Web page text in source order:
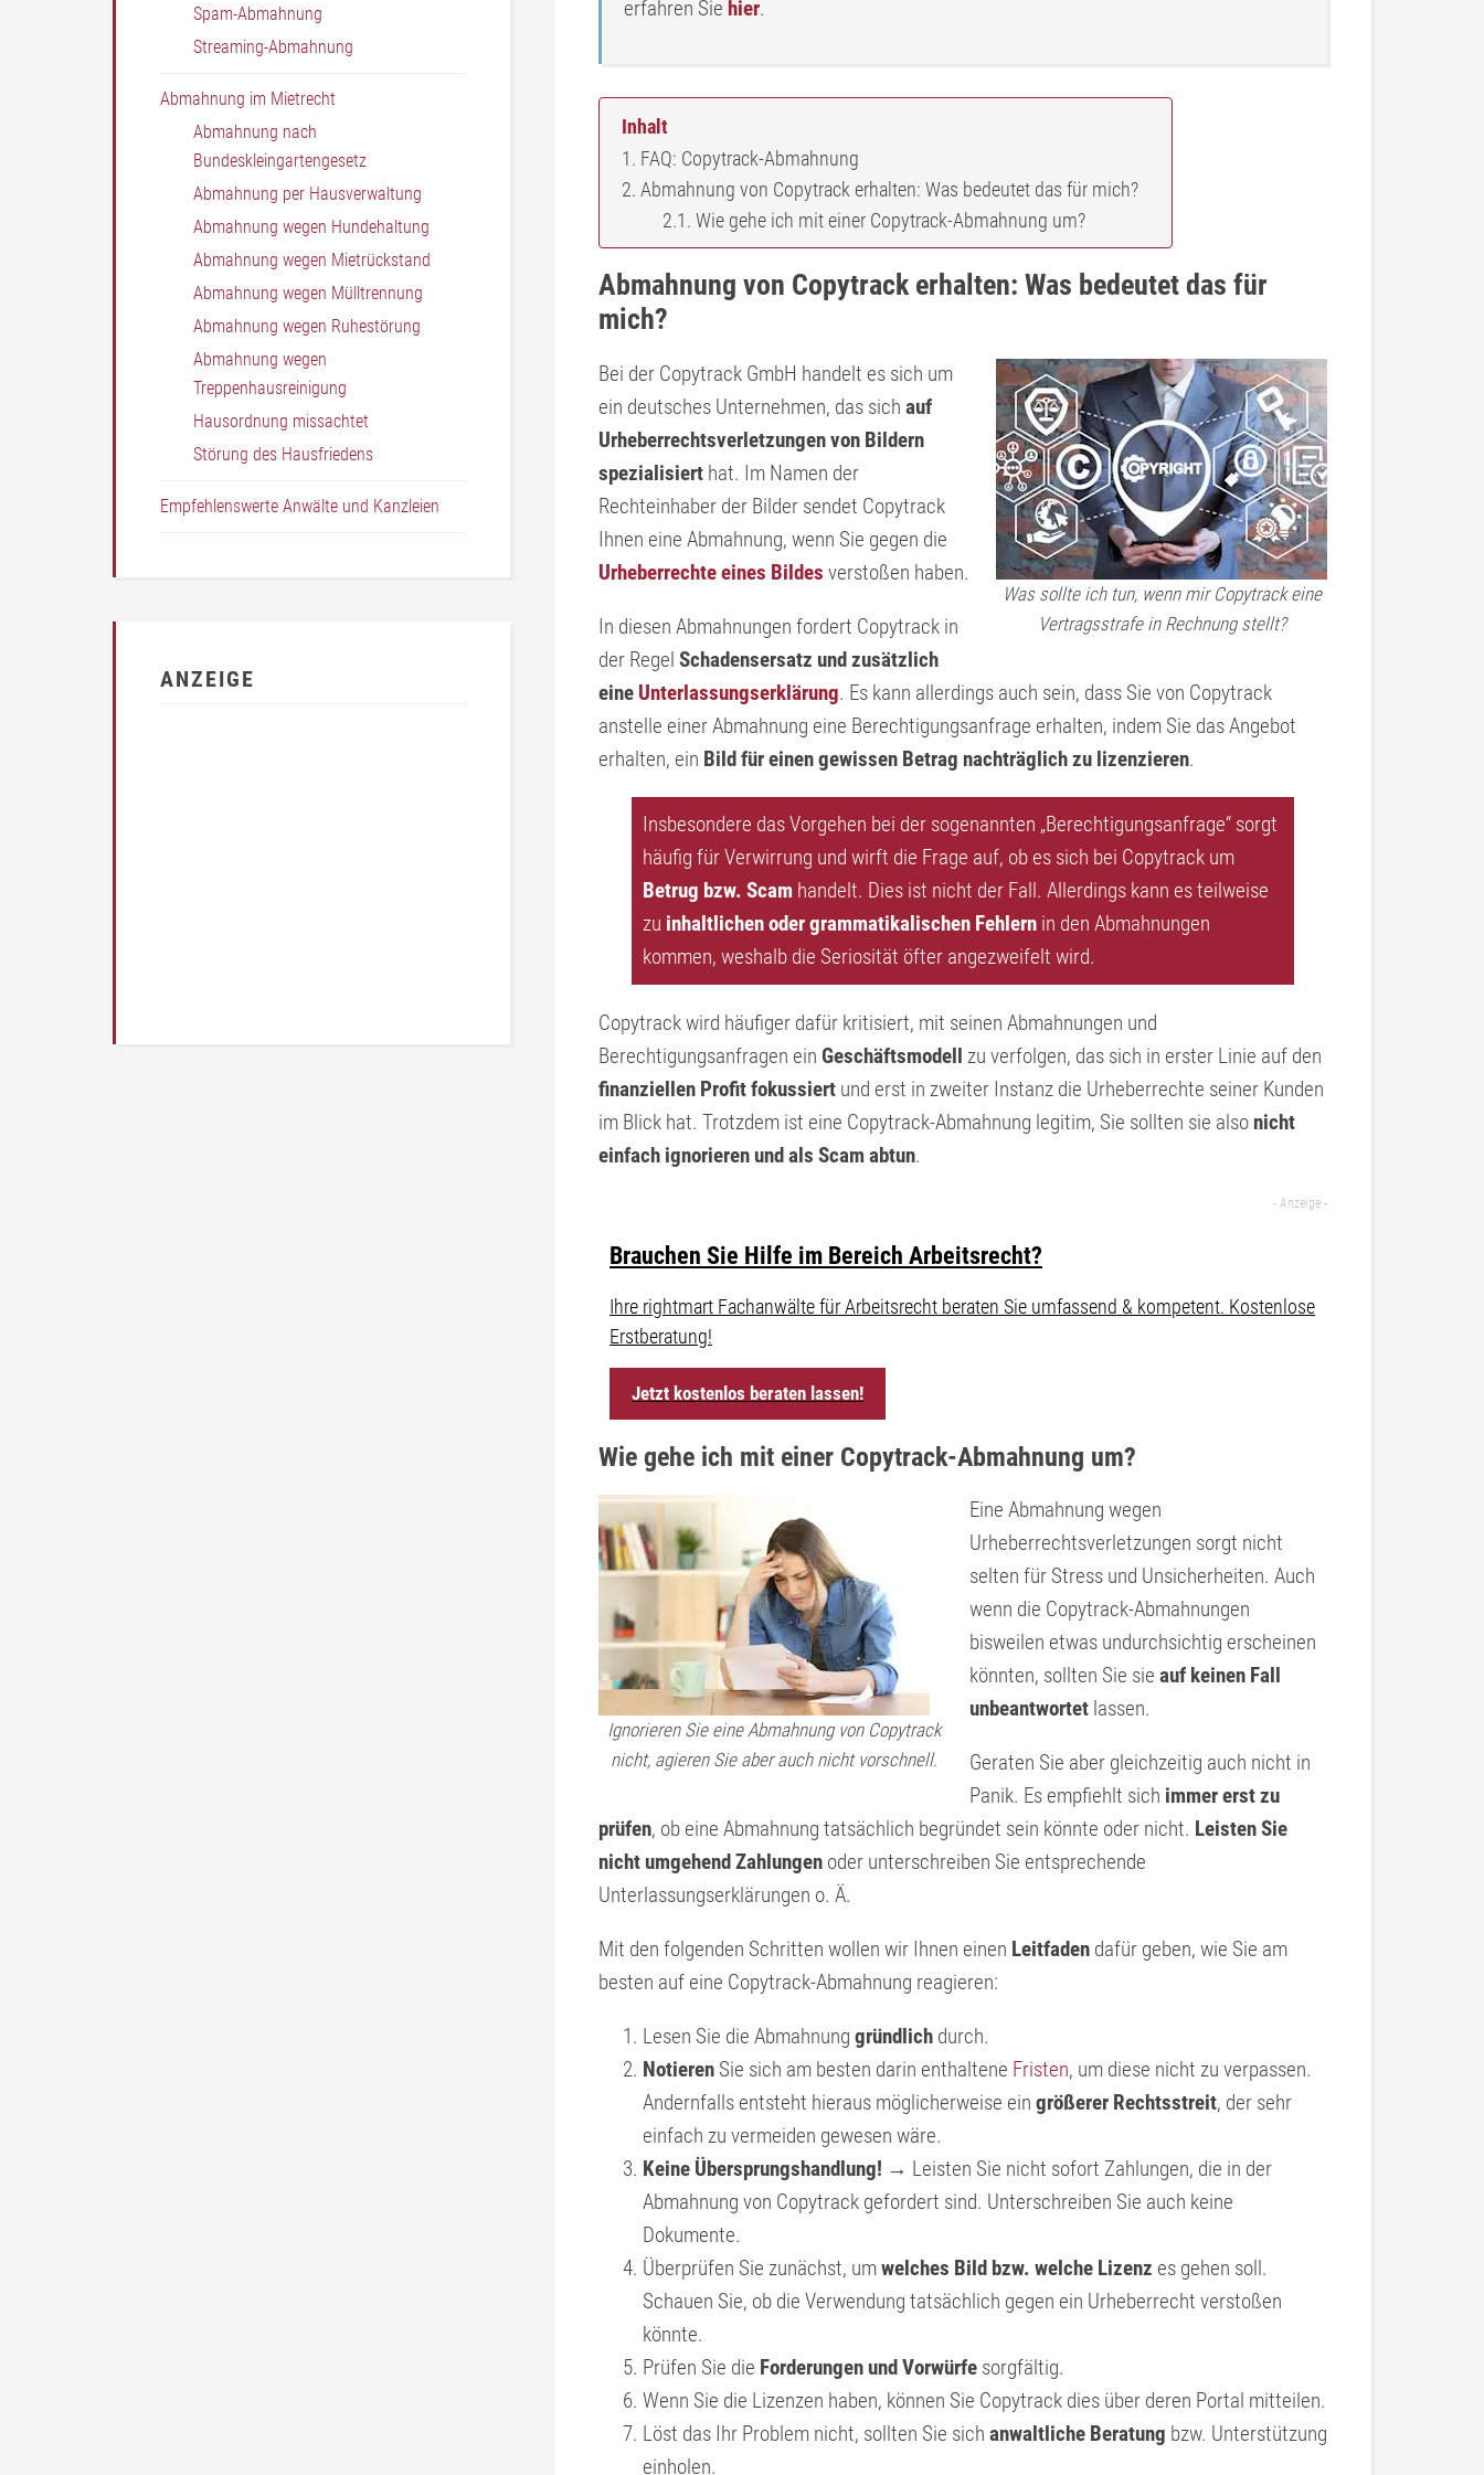
erfahren Sie hier.
Inhalt
FAQ: Copytrack-Abmahnung
Abmahnung von Copytrack erhalten: Was bedeutet das für mich?
Wie gehe ich mit einer Copytrack-Abmahnung um?
Abmahnung von Copytrack erhalten: Was bedeutet das für
mich?
Was sollte ich tun, wenn mir Copytrack eine
Vertragsstrafe in Rechnung stellt?
Bei der Copytrack GmbH handelt es sich um
ein deutsches Unternehmen, das sich auf
Urheberrechtsverletzungen von Bildern
spezialisiert hat. Im Namen der
Rechteinhaber der Bilder sendet Copytrack
Ihnen eine Abmahnung, wenn Sie gegen die
Urheberrechte eines Bildes verstoßen haben.
In diesen Abmahnungen fordert Copytrack in
der Regel Schadensersatz und zusätzlich
eine Unterlassungserklärung. Es kann allerdings auch sein, dass Sie von Copytrack
anstelle einer Abmahnung eine Berechtigungsanfrage erhalten, indem Sie das Angebot
erhalten, ein Bild für einen gewissen Betrag nachträglich zu lizenzieren.
Insbesondere das Vorgehen bei der sogenannten „Berechtigungsanfrage“ sorgt
häufig für Verwirrung und wirft die Frage auf, ob es sich bei Copytrack um
Betrug bzw. Scam handelt. Dies ist nicht der Fall. Allerdings kann es teilweise
zu inhaltlichen oder grammatikalischen Fehlern in den Abmahnungen
kommen, weshalb die Seriosität öfter angezweifelt wird.
Copytrack wird häufiger dafür kritisiert, mit seinen Abmahnungen und
Berechtigungsanfragen ein Geschäftsmodell zu verfolgen, das sich in erster Linie auf den
finanziellen Profit fokussiert und erst in zweiter Instanz die Urheberrechte seiner Kunden
im Blick hat. Trotzdem ist eine Copytrack-Abmahnung legitim, Sie sollten sie also nicht
einfach ignorieren und als Scam abtun.
Brauchen Sie Hilfe im Bereich Arbeitsrecht?
Ihre rightmart Fachanwälte für Arbeitsrecht beraten Sie umfassend & kompetent. Kostenlose
Erstberatung!
Jetzt kostenlos beraten lassen!
Wie gehe ich mit einer Copytrack-Abmahnung um?
Ignorieren Sie eine Abmahnung von Copytrack
nicht, agieren Sie aber auch nicht vorschnell.
Eine Abmahnung wegen
Urheberrechtsverletzungen sorgt nicht
selten für Stress und Unsicherheiten. Auch
wenn die Copytrack-Abmahnungen
bisweilen etwas undurchsichtig erscheinen
könnten, sollten Sie sie auf keinen Fall
unbeantwortet lassen.
Geraten Sie aber gleichzeitig auch nicht in
Panik. Es empfiehlt sich immer erst zu
prüfen, ob eine Abmahnung tatsächlich begründet sein könnte oder nicht. Leisten Sie
nicht umgehend Zahlungen oder unterschreiben Sie entsprechende
Unterlassungserklärungen o. Ä.
Mit den folgenden Schritten wollen wir Ihnen einen Leitfaden dafür geben, wie Sie am
besten auf eine Copytrack-Abmahnung reagieren:
Lesen Sie die Abmahnung gründlich durch.
Notieren Sie sich am besten darin enthaltene Fristen, um diese nicht zu verpassen.
Andernfalls entsteht hieraus möglicherweise ein größerer Rechtsstreit, der sehr
einfach zu vermeiden gewesen wäre.
Keine Übersprungshandlung! → Leisten Sie nicht sofort Zahlungen, die in der
Abmahnung von Copytrack gefordert sind. Unterschreiben Sie auch keine
Dokumente.
Überprüfen Sie zunächst, umwelches Bild bzw. welche Lizenz es gehen soll.
Schauen Sie, ob die Verwendung tatsächlich gegen ein Urheberrecht verstoßen
könnte.
Prüfen Sie die Forderungen und Vorwürfe sorgfältig.
Wenn Sie die Lizenzen haben, können Sie Copytrack dies über deren Portal mitteilen.
Löst das Ihr Problem nicht, sollten Sie sich anwaltliche Beratung bzw. Unterstützung
einholen.
Spam-Abmahnung
Streaming-Abmahnung
Abmahnung im Mietrecht
Abmahnung nach
Bundeskleingartengesetz
Abmahnung per Hausverwaltung
Abmahnung wegen Hundehaltung
Abmahnung wegen Mietrückstand
Abmahnung wegen Mülltrennung
Abmahnung wegen Ruhestörung
Abmahnung wegen
Treppenhausreinigung
Hausordnung missachtet
Störung des Hausfriedens
Empfehlenswerte Anwälte und Kanzleien
ANZEIGE